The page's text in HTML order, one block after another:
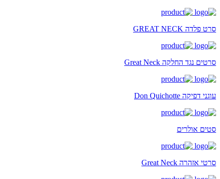
סרט פלדה GREAT NECK
סרטים נגד החלקה Great Neck
עוגני דפיקה Don Quichotte
סטים אולרים
סרטי אזהרה Great Neck